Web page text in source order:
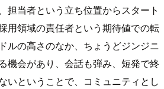
担当者という立ち位置からスタート
用領域の責任者という期待値での転
ルの高さのなか、ちょうどジンジニ
機会があり、会話も弾み、短発で終
いということで、コミュニティとし